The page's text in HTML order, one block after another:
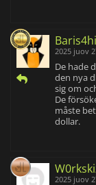
2025 juov
De hade
den nya
sig om
De
måste
dollar.
2025 juov